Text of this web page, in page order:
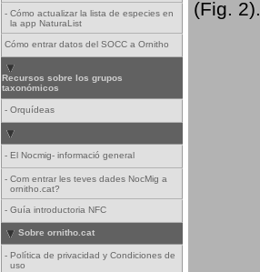
- Cómo actualizar la lista de especies en
la app NaturaList
Cómo entrar datos del SOCC a Ornitho
Recursos sobre los grupos
taxonómicos
- Orquídeas
- El Nocmig- informació general
- Com entrar les teves dades NocMig a
ornitho.cat?
- Guía introductoria NFC
Sobre ornitho.cat
- Política de privacidad y Condiciones de
uso
(Fig. 2).